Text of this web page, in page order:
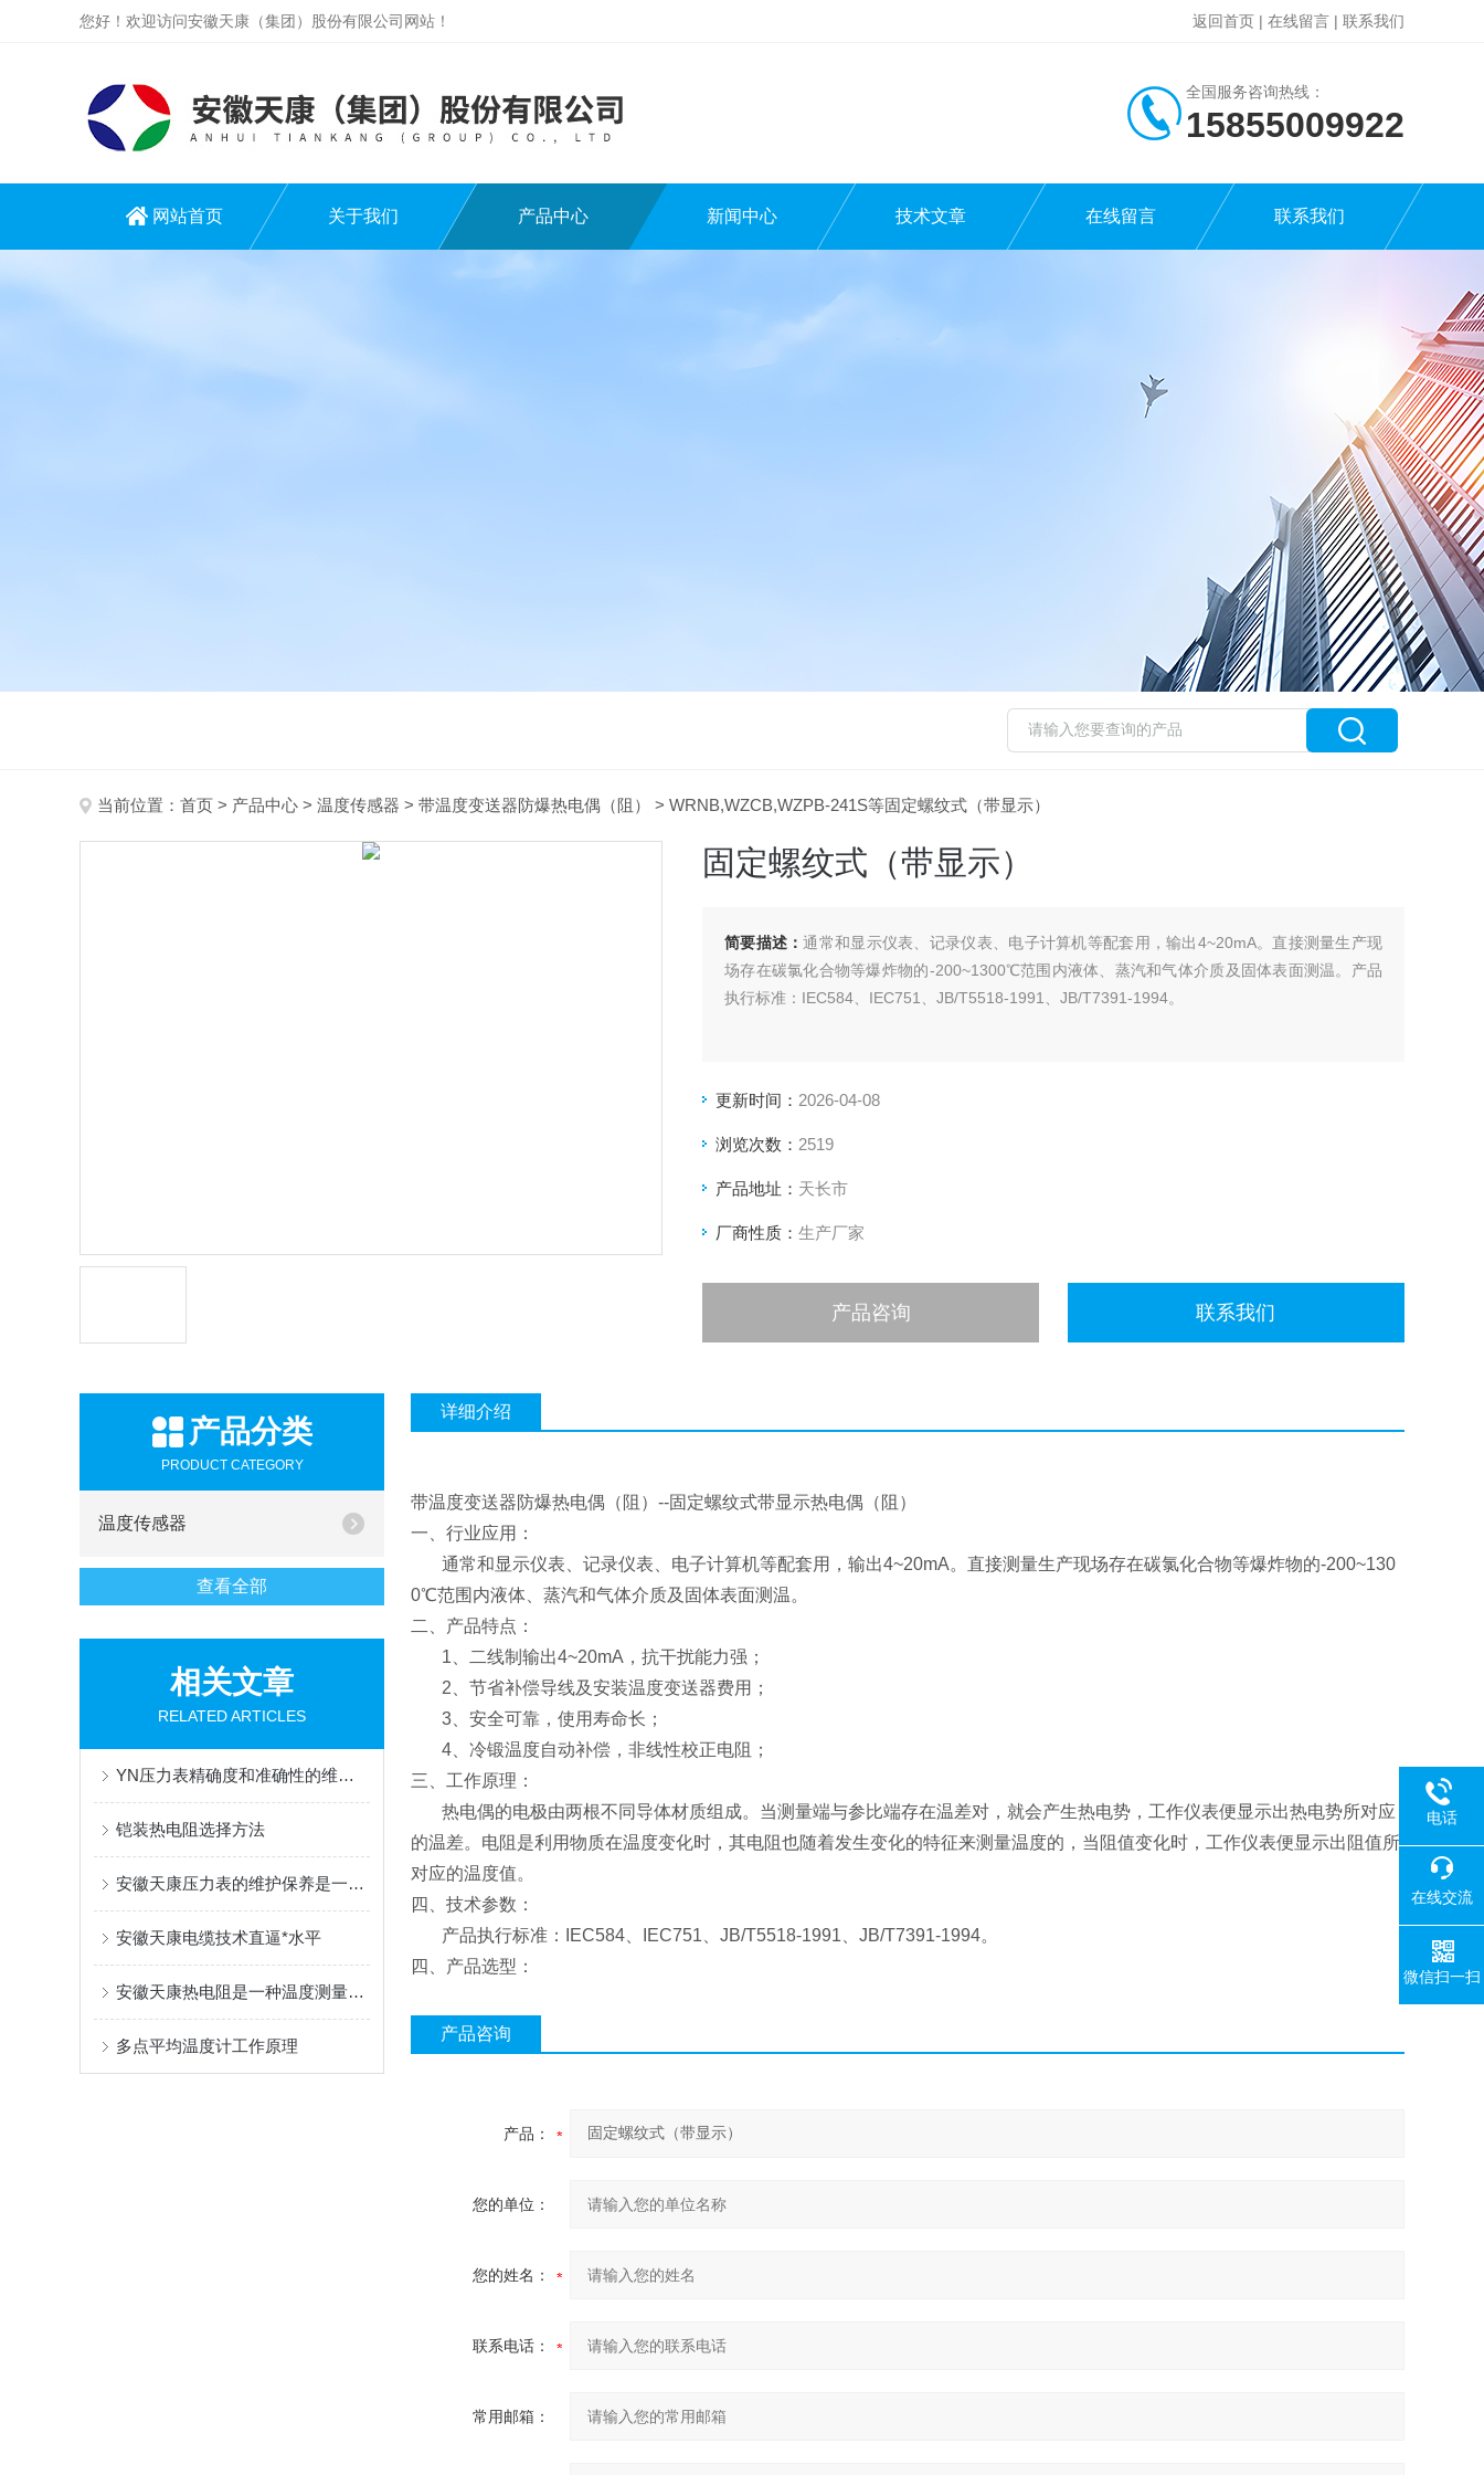
您好！欢迎访问安徽天康（集团）股份有限公司网站！ 返回首页 | 在线留言 | 联系我们
全国服务咨询热线：
15855009922
网站首页 关于我们 产品中心 新闻中心 技术文章 在线留言 联系我们
当前位置： 首页 > 产品中心 > 温度传感器 > 带温度变送器防爆热电偶（阻） > WRNB,WZCB,WZPB-241S等固定螺纹式（带显示）
固定螺纹式（带显示）
简要描述：通常和显示仪表、记录仪表、电子计算机等配套用，输出4~20mA。直接测量生产现
场存在碳氯化合物等爆炸物的-200~1300℃范围内液体、蒸汽和气体介质及固体表面测温。产品
执行标准：IEC584、IEC751、JB/T5518-1991、JB/T7391-1994。
更新时间： 2026-04-08
浏览次数： 2519
产品地址： 天长市
厂商性质： 生产厂家
产品咨询 联系我们
产品分类
PRODUCT CATEGORY
温度传感器
查看全部
相关文章
RELATED ARTICLES
YN压力表精确度和准确性的维护与保障
铠装热电阻选择方法
安徽天康压力表的维护保养是一个系统化工程
安徽天康电缆技术直逼*水平
安徽天康热电阻是一种温度测量型传感器
多点平均温度计工作原理
详细介绍
带温度变送器防爆热电偶（阻）--固定螺纹式带显示热电偶（阻）
一、行业应用：
通常和显示仪表、记录仪表、电子计算机等配套用，输出4~20mA。直接测量生产现场存在碳氯化合物等爆炸物的-200~130
0℃范围内液体、蒸汽和气体介质及固体表面测温。
二、产品特点：
1、二线制输出4~20mA，抗干扰能力强；
2、节省补偿导线及安装温度变送器费用；
3、安全可靠，使用寿命长；
4、冷锻温度自动补偿，非线性校正电阻；
三、工作原理：
热电偶的电极由两根不同导体材质组成。当测量端与参比端存在温差对，就会产生热电势，工作仪表便显示出热电势所对应
的温差。电阻是利用物质在温度变化时，其电阻也随着发生变化的特征来测量温度的，当阻值变化时，工作仪表便显示出阻值所
对应的温度值。
四、技术参数：
产品执行标准：IEC584、IEC751、JB/T5518-1991、JB/T7391-1994。
四、产品选型：
产品咨询
产品：
您的单位：
您的姓名：
联系电话：
常用邮箱：
电话
在线交流
微信扫一扫